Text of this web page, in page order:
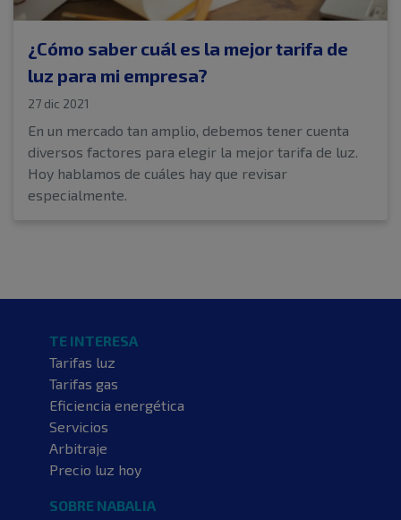
¿Cómo saber cuál es la mejor tarifa de
luz para mi empresa?
27 dic 2021
En un mercado tan amplio, debemos tener cuenta
diversos factores para elegir la mejor tarifa de luz.
Hoy hablamos de cuáles hay que revisar
especialmente.
TE INTERESA
Tarifas luz
Tarifas gas
Eficiencia energética
Servicios
Arbitraje
Precio luz hoy
SOBRE NABALIA